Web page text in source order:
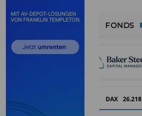
FONDS
DAX 26.218